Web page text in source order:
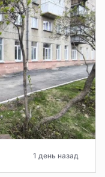
1 день назад